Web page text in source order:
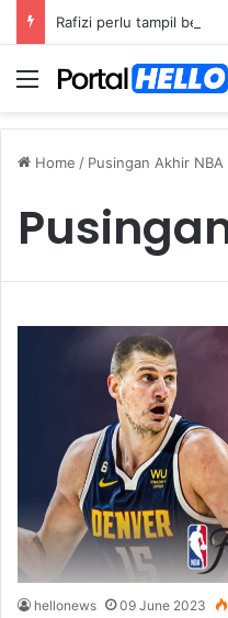
Menu
Home / Pusingan Akhir NBA
hellonews 09 June 2023